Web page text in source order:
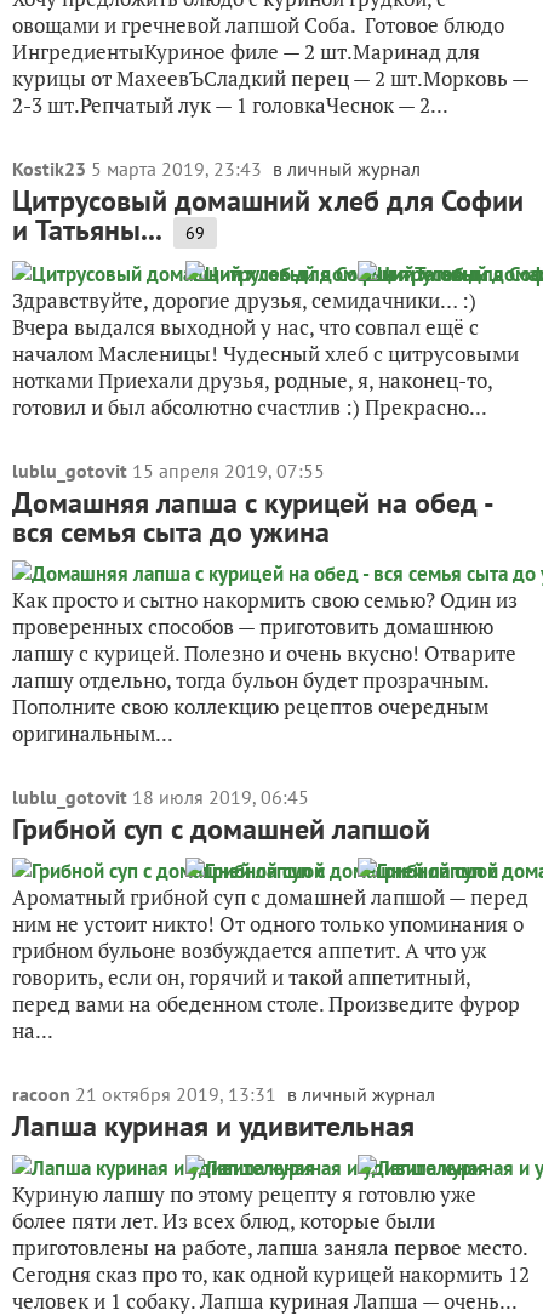
овощами и гречневой лапшой Соба. Готовое блюдо
ИнгредиентыКуриное филе — 2 шт.Маринад для
курицы от МахеевЪСладкий перец — 2 шт.Морковь —
2-3 шт.Репчатый лук — 1 головкаЧеснок — 2...
Kostik23 5 марта 2019, 23:43 в личный журнал
Цитрусовый домашний хлеб для Софии
и Татьяны... 69
Здравствуйте, дорогие друзья, семидачники… :)
Вчера выдался выходной у нас, что совпал ещё с
началом Масленицы! Чудесный хлеб с цитрусовыми
нотками Приехали друзья, родные, я, наконец-то,
готовил и был абсолютно счастлив :) Прекрасно...
lublu_gotovit 15 апреля 2019, 07:55
Домашняя лапша с курицей на обед -
вся семья сыта до ужина
Как просто и сытно накормить свою семью? Один из
проверенных способов — приготовить домашнюю
лапшу с курицей. Полезно и очень вкусно! Отварите
лапшу отдельно, тогда бульон будет прозрачным.
Пополните свою коллекцию рецептов очередным
оригинальным...
lublu_gotovit 18 июля 2019, 06:45
Грибной суп с домашней лапшой
Ароматный грибной суп с домашней лапшой — перед
ним не устоит никто! От одного только упоминания о
грибном бульоне возбуждается аппетит. А что уж
говорить, если он, горячий и такой аппетитный,
перед вами на обеденном столе. Произведите фурор
на...
racoon 21 октября 2019, 13:31 в личный журнал
Лапша куриная и удивительная
Куриную лапшу по этому рецепту я готовлю уже
более пяти лет. Из всех блюд, которые были
приготовлены на работе, лапша заняла первое место.
Сегодня сказ про то, как одной курицей накормить 12
человек и 1 собаку. Лапша куриная Лапша — очень...